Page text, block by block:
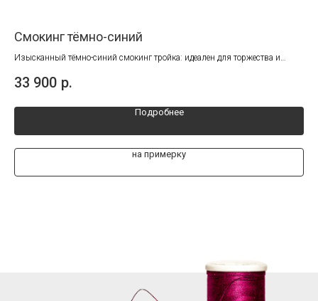
Смокинг тёмно-синий
Изысканный тёмно-синий смокинг тройка: идеален для торжества и
33 900 р.
Подробнее
на примерку